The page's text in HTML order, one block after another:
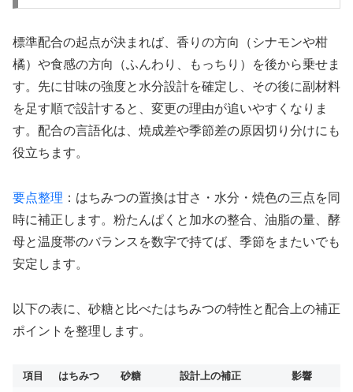
標準配合の起点が決まれば、香りの方向（シナモンや柑
橘）や食感の方向（ふんわり、もっちり）を後から乗せま
す。先に甘味の強度と水分設計を確定し、その後に副材料
を足す順で設計すると、変更の理由が追いやすくなりま
す。配合の言語化は、焼成差や季節差の原因切り分けにも
役立ちます。
要点整理 ：はちみつの置換は甘さ・水分・焼色の三点を同
時に補正します。粉たんぱくと加水の整合、油脂の量、酵
母と温度帯のバランスを数字で持てば、季節をまたいでも
安定します。
以下の表に、砂糖と比べたはちみつの特性と配合上の補正
ポイントを整理します。
項目 はちみつ 砂糖 設計上の補正
影響